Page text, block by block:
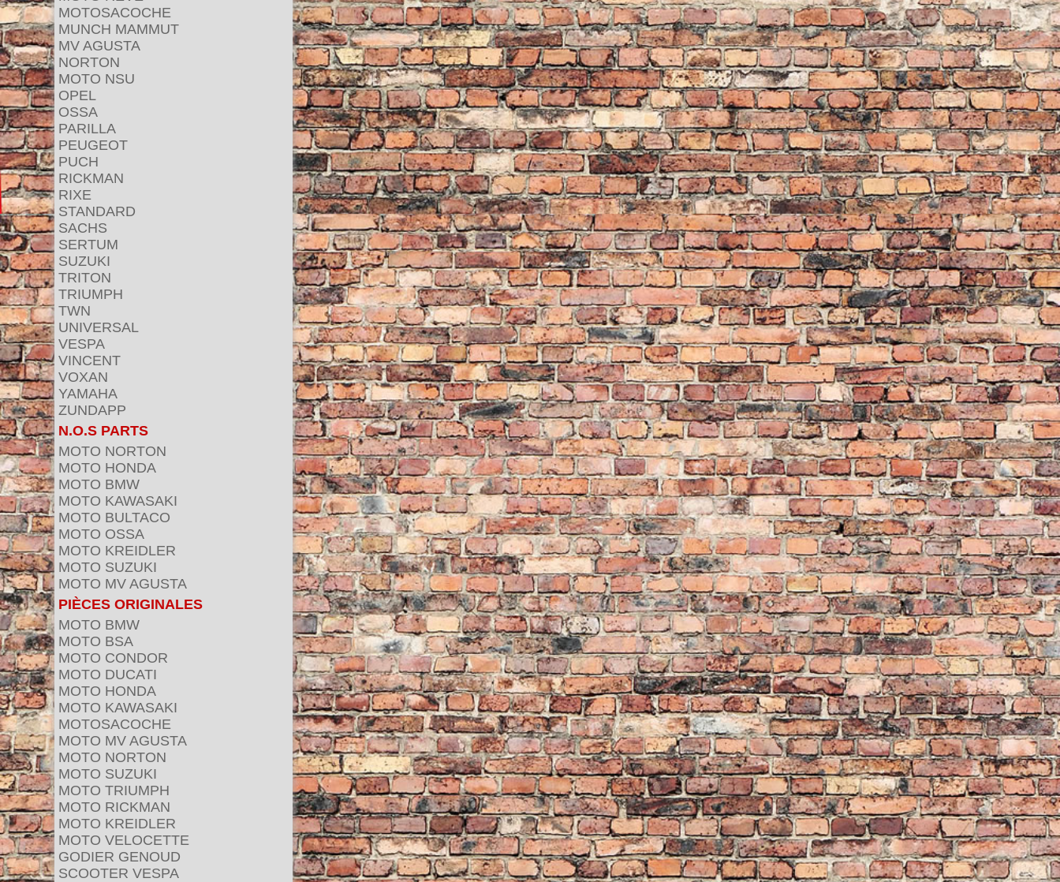
MOTOSACOCHE
MUNCH MAMMUT
MV AGUSTA
NORTON
MOTO NSU
OPEL
OSSA
PARILLA
PEUGEOT
PUCH
RICKMAN
RIXE
STANDARD
SACHS
SERTUM
SUZUKI
TRITON
TRIUMPH
TWN
UNIVERSAL
VESPA
VINCENT
VOXAN
YAMAHA
ZUNDAPP
N.O.S PARTS
MOTO NORTON
MOTO HONDA
MOTO BMW
MOTO KAWASAKI
MOTO BULTACO
MOTO OSSA
MOTO KREIDLER
MOTO SUZUKI
MOTO MV AGUSTA
PIÈCES ORIGINALES
MOTO BMW
MOTO BSA
MOTO CONDOR
MOTO DUCATI
MOTO HONDA
MOTO KAWASAKI
MOTOSACOCHE
MOTO MV AGUSTA
MOTO NORTON
MOTO SUZUKI
MOTO TRIUMPH
MOTO RICKMAN
MOTO KREIDLER
MOTO VELOCETTE
GODIER GENOUD
SCOOTER VESPA